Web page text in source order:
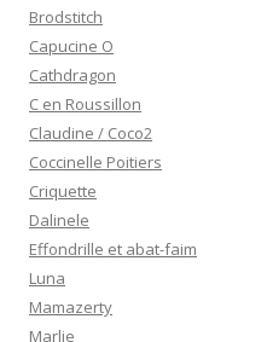
Brodstitch
Capucine O
Cathdragon
C en Roussillon
Claudine / Coco2
Coccinelle Poitiers
Criquette
Dalinele
Effondrille et abat-faim
Luna
Mamazerty
Marlie